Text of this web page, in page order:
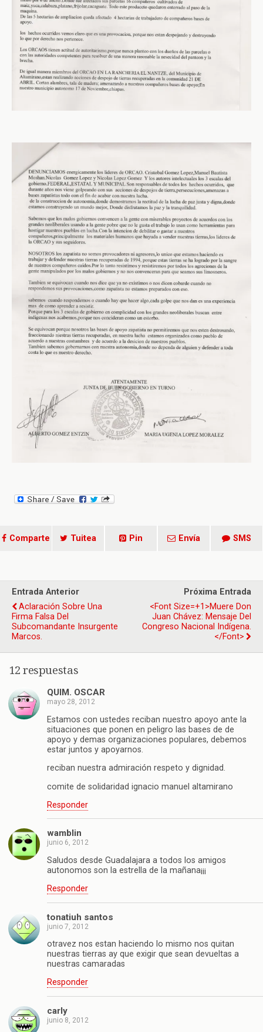
Comparte Tuitea Pin Envía SMS
Entrada Anterior
Aclaración Sobre Una
Firma Falsa Del
Subcomandante Insurgente
Marcos.
Próxima Entrada
<font Size=+1>Muere Don
Juan Chávez: Mensaje Del
Congreso Nacional Indígena.
</font>
12 respuestas
QUIM. OSCAR
mayo 28, 2012
Estamos con ustedes reciban nuestro apoyo ante la
situaciones que ponen en peligro las bases de de
apoyo y demas organizaciones populares, debemos
estar juntos y apoyarnos.
reciban nuestra admiración respeto y dignidad.
comite de solidaridad ignacio manuel altamirano
Responder
wamblin
junio 6, 2012
Saludos desde Guadalajara a todos los amigos
autonomos son la estrella de la mañana¡¡¡
Responder
tonatiuh santos
junio 7, 2012
otravez nos estan haciendo lo mismo nos quitan
nuestras tierras ay que exigir que sean devueltas a
nuestras camaradas
Responder
carly
junio 8, 2012